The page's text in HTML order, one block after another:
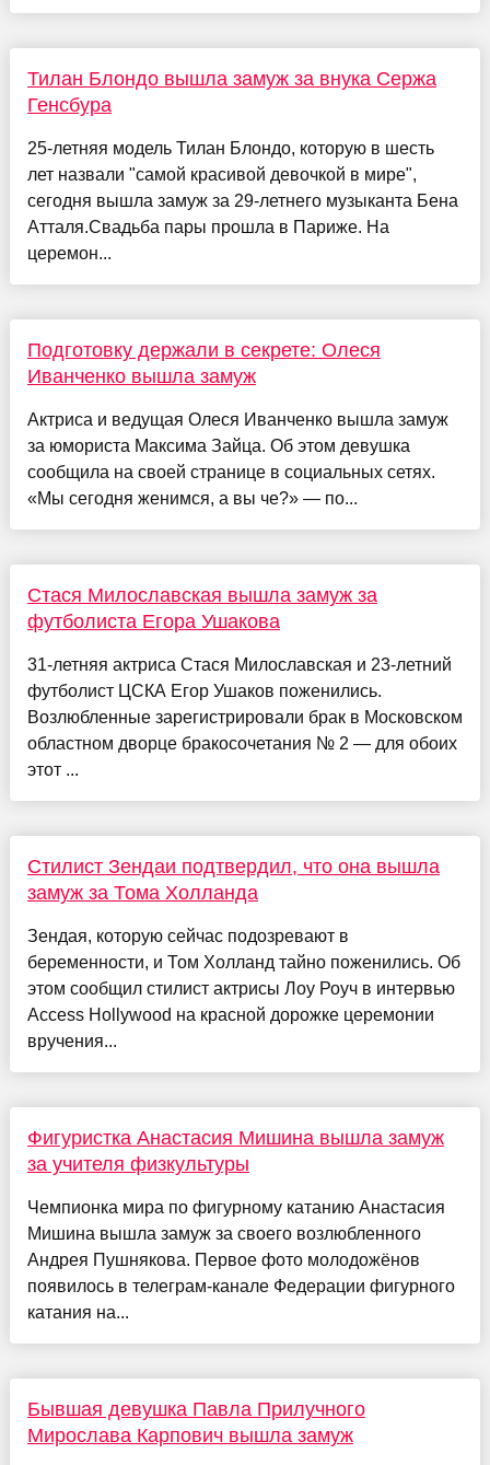
Тилан Блондо вышла замуж за внука Сержа
Генсбура
25-летняя модель Тилан Блондо, которую в шесть
лет назвали "самой красивой девочкой в мире",
сегодня вышла замуж за 29-летнего музыканта Бена
Атталя.Свадьба пары прошла в Париже. На
церемон...
Подготовку держали в секрете: Олеся
Иванченко вышла замуж
Актриса и ведущая Олеся Иванченко вышла замуж
за юмориста Максима Зайца. Об этом девушка
сообщила на своей странице в социальных сетях.
«Мы сегодня женимся, а вы че?» — по...
Стася Милославская вышла замуж за
футболиста Егора Ушакова
31-летняя актриса Стася Милославская и 23-летний
футболист ЦСКА Егор Ушаков поженились.
Возлюбленные зарегистрировали брак в Московском
областном дворце бракосочетания № 2 — для обоих
этот ...
Стилист Зендаи подтвердил, что она вышла
замуж за Тома Холланда
Зендая, которую сейчас подозревают в
беременности, и Том Холланд тайно поженились. Об
этом сообщил стилист актрисы Лоу Роуч в интервью
Access Hollywood на красной дорожке церемонии
вручения...
Фигуристка Анастасия Мишина вышла замуж
за учителя физкультуры
Чемпионка мира по фигурному катанию Анастасия
Мишина вышла замуж за своего возлюбленного
Андрея Пушнякова. Первое фото молодожёнов
появилось в телеграм-канале Федерации фигурного
катания на...
Бывшая девушка Павла Прилучного
Мирослава Карпович вышла замуж